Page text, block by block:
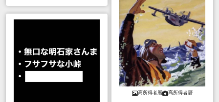
高所得者層 高所得者層